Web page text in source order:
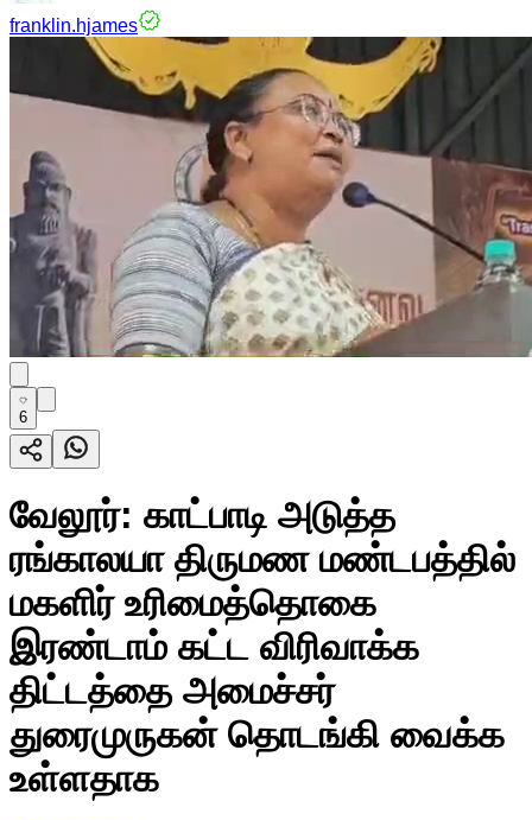
franklin.hjames
6
வேலூர்: காட்பாடி அடுத்த
ரங்காலயா திருமண மண்டபத்தில்
மகளிர் உரிமைத்தொகை
இரண்டாம் கட்ட விரிவாக்க
திட்டத்தை அமைச்சர்
துரைமுருகன் தொடங்கி வைக்க
உள்ளதாக